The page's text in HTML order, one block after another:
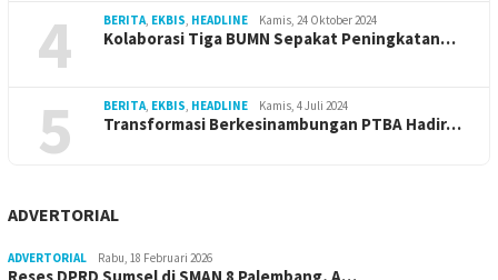
4 BERITA, EKBIS, HEADLINE Kamis, 24 Oktober 2024
Kolaborasi Tiga BUMN Sepakat Peningkatan…
5 BERITA, EKBIS, HEADLINE Kamis, 4 Juli 2024
Transformasi Berkesinambungan PTBA Hadir…
ADVERTORIAL
ADVERTORIAL Rabu, 18 Februari 2026